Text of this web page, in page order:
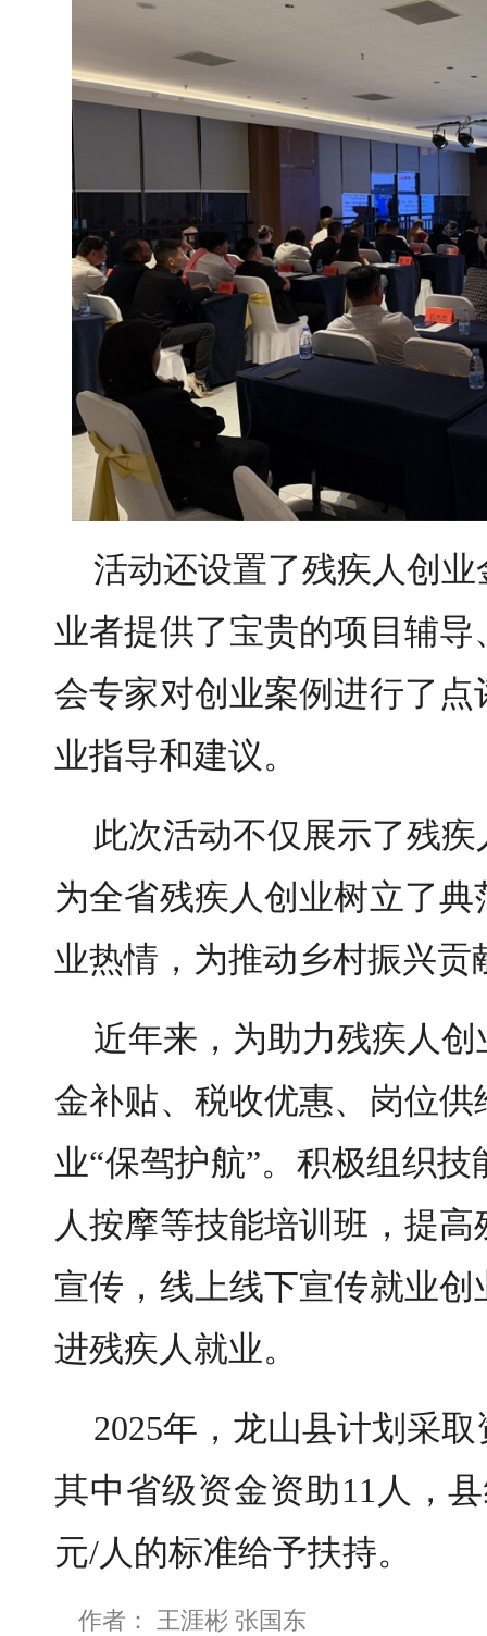
活动还设置了残疾人创
业者提供了宝贵的项目辅
会专家对创业案例进行了
业指导和建议。
此次活动不仅展示了残
为全省残疾人创业树立了
业热情，为推动乡村振兴贡
近年来，为助力残疾人
金补贴、税收优惠、岗位
业“保驾护航”。积极组织
人按摩等技能培训班，提
宣传，线上线下宣传就业
进残疾人就业。
2025年，龙山县计划采
其中省级资金资助11人，
元/人的标准给予扶持。
作者： 王涯彬 张国东